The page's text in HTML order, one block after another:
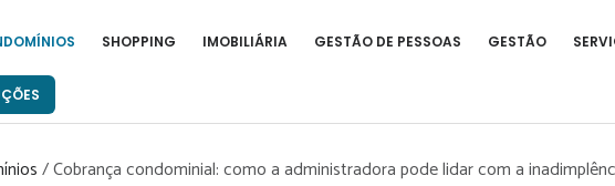
SHOPPING IMOBILIÁRIA GESTÃO DE PESSOAS GESTÃO
/Cobrança condominial: como a administradora pode lidar com a